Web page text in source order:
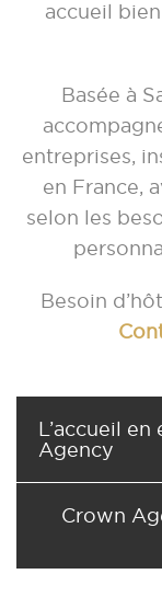
accueil
Basée à
entreprises,
en France,
selon les
Besoin
L’accueil
Agency
Crown